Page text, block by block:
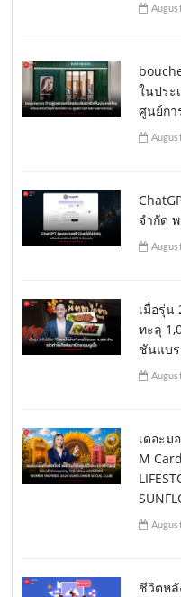
ในประ
ศูนย์กา
จำกัด
เมื่อรุ่น
ทะลุ
ชันแบร
เดอะม
M
ชีวิตห